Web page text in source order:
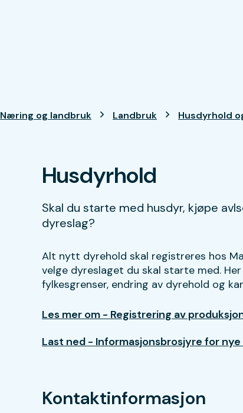
Næring og landbruk Landbruk Husdyrhold
Husdyrhold
Skal du starte med husdyr, kjøpe
dyreslag?
Alt nytt dyrehold skal registreres hos
velge dyreslaget du skal starte med.
fylkesgrenser, endring av dyrehold og
Les mer om - Registrering av
Last ned - Informasjonsbrosjyre for
Kontaktinformasjon